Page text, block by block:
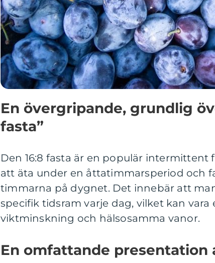
En övergripande, grundlig
fasta”
Den 16:8 fasta är en populär intermittent
att äta under en åttatimmarsperiod och
timmarna på dygnet. Det innebär att
specifik tidsram varje dag, vilket kan
viktminskning och hälsosamma vanor.
En omfattande presentation